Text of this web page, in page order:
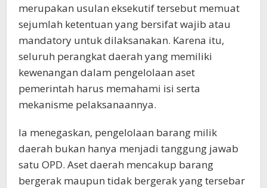
merupakan usulan eksekutif tersebut memuat
sejumlah ketentuan yang bersifat wajib atau
mandatory untuk dilaksanakan. Karena itu,
seluruh perangkat daerah yang memiliki
kewenangan dalam pengelolaan aset
pemerintah harus memahami isi serta
mekanisme pelaksanaannya.
Ia menegaskan, pengelolaan barang milik
daerah bukan hanya menjadi tanggung jawab
satu OPD. Aset daerah mencakup barang
bergerak maupun tidak bergerak yang tersebar